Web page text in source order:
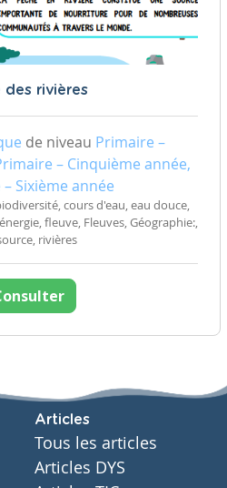
des rivières
de niveau Primaire –
– Cinquième année,
Sixième année
cours d'eau, eau douce,
fleuve, Fleuves, Géographie:,
rivières
Articles
Tous les articles
Articles DYS